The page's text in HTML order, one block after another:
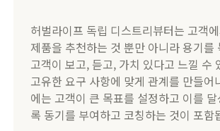
허벌라이프 독립 디스트리뷰터는 고객
제품을 추천하는 것 뿐만 아니라 용기를
고객이 보고, 듣고, 가치 있다고 느낄 수
고유한 요구 사항에 맞게 관계를 만들어
에는 고객이 큰 목표를 설정하고 이를
록 동기를 부여하고 코칭하는 것이 포함